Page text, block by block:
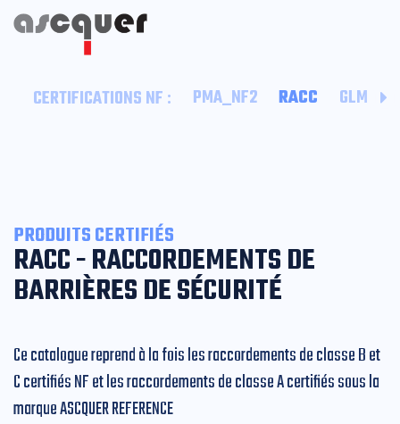
CERTIFICATIONS NF : PMA_NF2 RACC GLM
PRODUITS CERTIFIÉS
RACC - RACCORDEMENTS DE
BARRIÈRES DE SÉCURITÉ
Ce catalogue reprend à la fois les raccordements de classe B et
C certifiés NF et les raccordements de classe A certifiés sous la
marque ASCQUER REFERENCE